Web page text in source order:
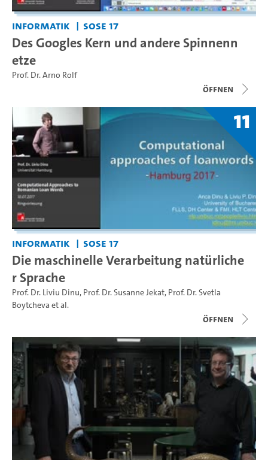
Informatik SoSe 17
Des Googles Kern und andere Spinnenn
etze
Prof. Dr. Arno Rolf
Öffnen
11
Informatik SoSe 17
Die maschinelle Verarbeitung natürliche
r Sprache
Prof. Dr. Liviu Dinu, Prof. Dr. Susanne Jekat, Prof. Dr. Svetla
Boytcheva et al.
Öffnen